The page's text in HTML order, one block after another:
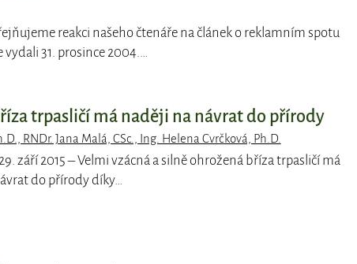
reakci našeho čtenáře na článek o reklamním spotu
vydali 31. prosince 2004.…
trpasličí má naději na návrat do přírody
RNDr. Jana Malá, CSc., Ing. Helena Cvrčková, Ph.D.
září 2015 – Velmi vzácná a silně ohrožená bříza trpasličí má
do přírody díky…